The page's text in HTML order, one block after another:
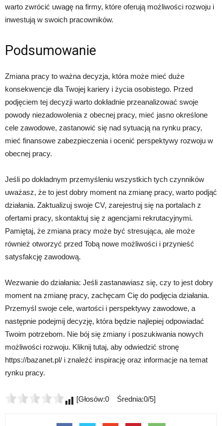
warto zwrócić uwagę na firmy, które oferują możliwości rozwoju i
inwestują w swoich pracowników.
Podsumowanie
Zmiana pracy to ważna decyzja, która może mieć duże
konsekwencje dla Twojej kariery i życia osobistego. Przed
podjęciem tej decyzji warto dokładnie przeanalizować swoje
powody niezadowolenia z obecnej pracy, mieć jasno określone
cele zawodowe, zastanowić się nad sytuacją na rynku pracy,
mieć finansowe zabezpieczenia i ocenić perspektywy rozwoju w
obecnej pracy.
Jeśli po dokładnym przemyśleniu wszystkich tych czynników
uważasz, że to jest dobry moment na zmianę pracy, warto podjąć
działania. Zaktualizuj swoje CV, zarejestruj się na portalach z
ofertami pracy, skontaktuj się z agencjami rekrutacyjnymi.
Pamiętaj, że zmiana pracy może być stresująca, ale może
również otworzyć przed Tobą nowe możliwości i przynieść
satysfakcję zawodową.
Wezwanie do działania: Jeśli zastanawiasz się, czy to jest dobry
moment na zmianę pracy, zachęcam Cię do podjęcia działania.
Przemyśl swoje cele, wartości i perspektywy zawodowe, a
następnie podejmij decyzję, która będzie najlepiej odpowiadać
Twoim potrzebom. Nie bój się zmiany i poszukiwania nowych
możliwości rozwoju. Kliknij tutaj, aby odwiedzić stronę
https://bazanet.pl/ i znaleźć inspirację oraz informacje na temat
rynku pracy.
[Głosów:0 Średnia:0/5]